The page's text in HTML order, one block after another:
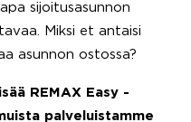
sijoitusasunnon
Miksi et antaisi
asunnon ostossa?
REMAX Easy -
palveluistamme